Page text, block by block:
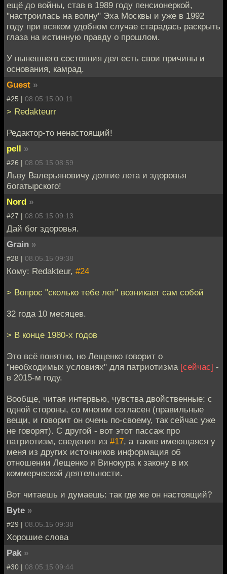
ещё до войны, став в 1989 году пенсионеркой,
"настроилась на волну" Эха Москвы и уже в 1992
году при всяком удобном случае старадась раскрыть
глаза на истинную правду о прошлом.
У нынешнего состояния дел есть свои причины и
основания, камрад.
Guest »
#25 | 08.05.15 00:11
> Redakteurr
Редактор-то ненастоящий!
pell »
#26 | 08.05.15 08:59
Льву Валерьяновичу долгие лета и здоровья
богатырского!
Nord »
#27 | 08.05.15 09:13
Дай бог здоровья.
Grain »
#28 | 08.05.15 09:38
Кому: Redakteur, #24
> Вопрос "сколько тебе лет" возникает сам собой
32 года 10 месяцев.
> В конце 1980-х годов
Это всё понятно, но Лещенко говорит о
"необходимых условиях" для патриотизма [сейчас] -
в 2015-м году.
Вообще, читая интервью, чувства двойственные: с
одной стороны, со многим согласен (правильные
вещи, и говорит он очень по-своему, так сейчас уже
не говорят). С другой - вот этот пассаж про
патриотизм, сведения из #17, а также имеющаяся у
меня из других источников информация об
отношении Лещенко и Винокура к закону в их
коммерческой деятельности.
Вот читаешь и думаешь: так где же он настоящий?
Byte »
#29 | 08.05.15 09:38
Хорошие слова
Pak »
#30 | 08.05.15 09:44